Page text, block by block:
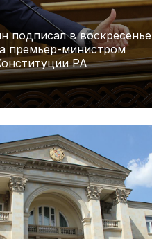
подписал в воскресенье
премьер-министром
РА